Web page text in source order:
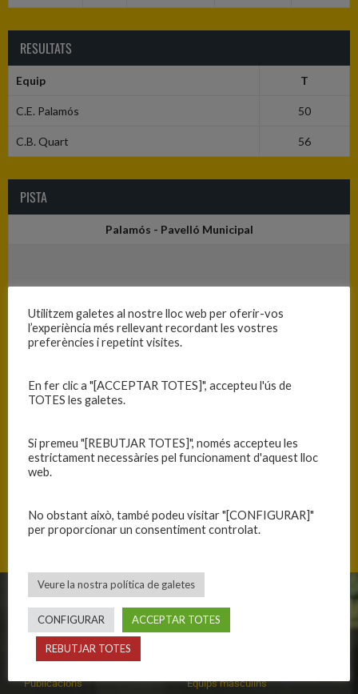
RESULTATS
Equip T
C.E. Palamós 50
C.B. Quart 56
PISTA
Palamós - Pavelló Municipal
Plaça Vila-romà, 17230 Palamós, Catalunya
CLUB
Història
Organització
Publicacions
EQUIPS
Equips masculins
Utilitzem galetes al nostre lloc web per oferir-vos
l’experiència més rellevant recordant les vostres
preferències i repetint visites.
En fer clic a "[ACCEPTAR TOTES]", accepteu l'ús de
TOTES les galetes.
Si premeu "[REBUTJAR TOTES]", només accepteu les
estrictament necessàries pel funcionament d'aquest lloc
web.
No obstant això, també podeu visitar "[CONFIGURAR]"
per proporcionar un consentiment controlat.
Veure la nostra política de galetes
CONFIGURAR ACCEPTAR TOTES
REBUTJAR TOTES